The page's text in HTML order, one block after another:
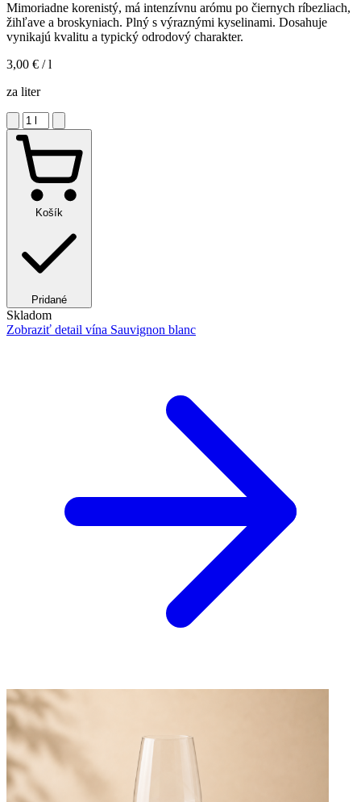
Mimoriadne korenistý, má intenzívnu arómu po čiernych ríbezliach,
žihľave a broskyniach. Plný s výraznými kyselinami. Dosahuje
vynikajú kvalitu a typický odrodový charakter.
3,00 € / l
za liter
Košík
Pridané
Skladom
Zobraziť detail vína Sauvignon blanc